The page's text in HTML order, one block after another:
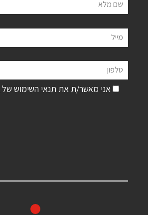
שם מלא
מייל
טלפון
אני מאשר/ת את תנאי השימוש של